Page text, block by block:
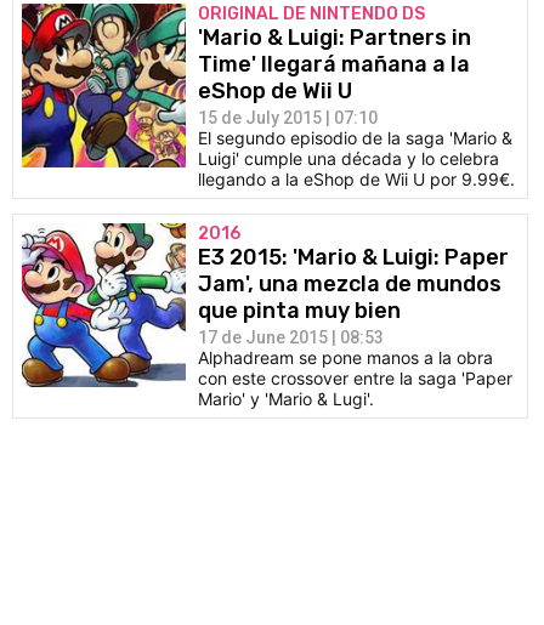
ORIGINAL DE NINTENDO DS
'Mario & Luigi: Partners in
Time' llegará mañana a la
eShop de Wii U
15 de July 2015 | 07:10
El segundo episodio de la saga 'Mario &
Luigi' cumple una década y lo celebra
llegando a la eShop de Wii U por 9.99€.
2016
E3 2015: 'Mario & Luigi: Paper
Jam', una mezcla de mundos
que pinta muy bien
17 de June 2015 | 08:53
Alphadream se pone manos a la obra
con este crossover entre la saga 'Paper
Mario' y 'Mario & Lugi'.